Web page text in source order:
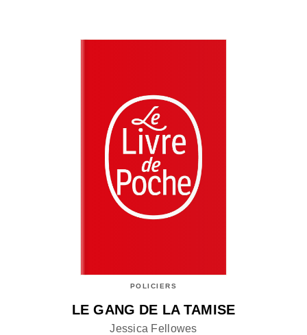
POLICIERS
LE GANG DE LA TAMISE
Jessica Fellowes